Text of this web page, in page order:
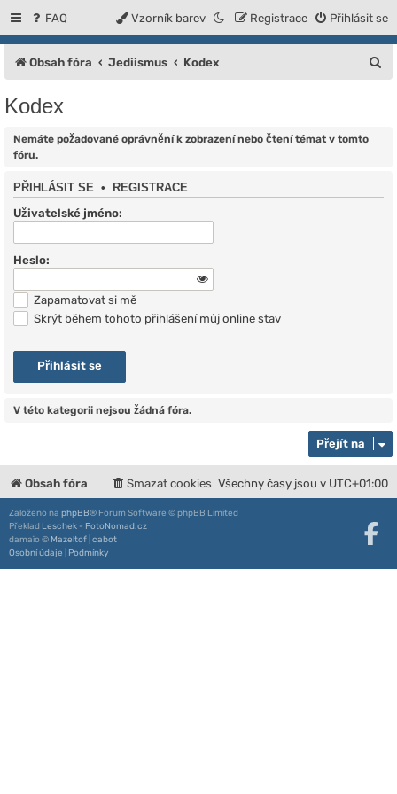
FAQ Přihlásit se
Registrace
Vzorník barev
Obsah fóra Jediismus Kodex
Kodex
Nemáte požadované oprávnění k zobrazení nebo čtení témat v tomto
fóru.
PŘIHLÁSIT SE • REGISTRACE
Uživatelské jméno:
Heslo:
Zapamatovat si mě
Skrýt během tohoto přihlášení můj online stav
V této kategorii nejsou žádná fóra.
Přejít na
Obsah fóra Všechny časy jsou v UTC+01:00
Smazat cookies
Založeno na phpBB® Forum Software © phpBB Limited
Překlad Leschek - FotoNomad.cz
damaïo © Mazeltof cabot
Osobní údaje
Podmínky